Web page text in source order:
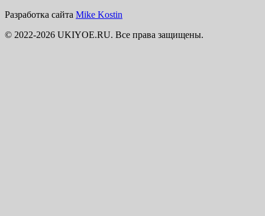
Разработка сайта Mike Kostin
© 2022-2026 UKIYOE.RU. Все права защищены.